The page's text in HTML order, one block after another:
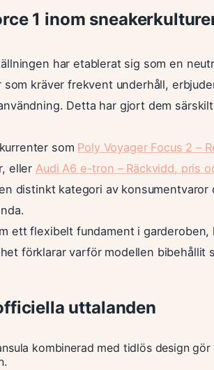
1 inom
har etablerat sig som en
som kräver frekvent underhåll,
Detta har gjort dem
som Poly Voyager Focus 2 –
eller Audi A6 e-tron – Räckvidd, pris
distinkt kategori av
ett flexibelt fundament i
förklarar varför modellen
uttalanden
kombinerad med tidlös design